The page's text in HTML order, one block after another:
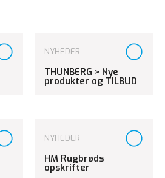
NYHEDER
THUNBERG > Nye
produkter og TILBUD
NYHEDER
HM Rugbrøds
opskrifter